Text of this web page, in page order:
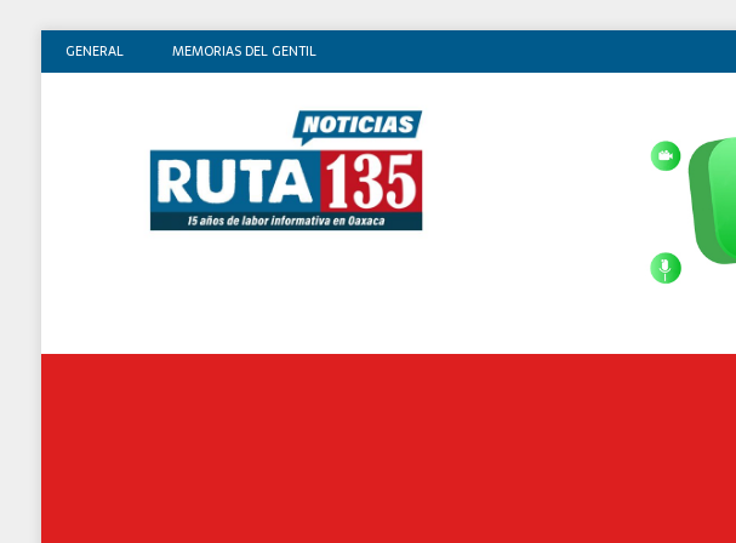
GENERAL MEMORIAS DEL GENTIL